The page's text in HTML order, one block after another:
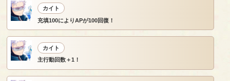
カイト
充填100によりAPが100回復！
カイト
主行動回数＋1！